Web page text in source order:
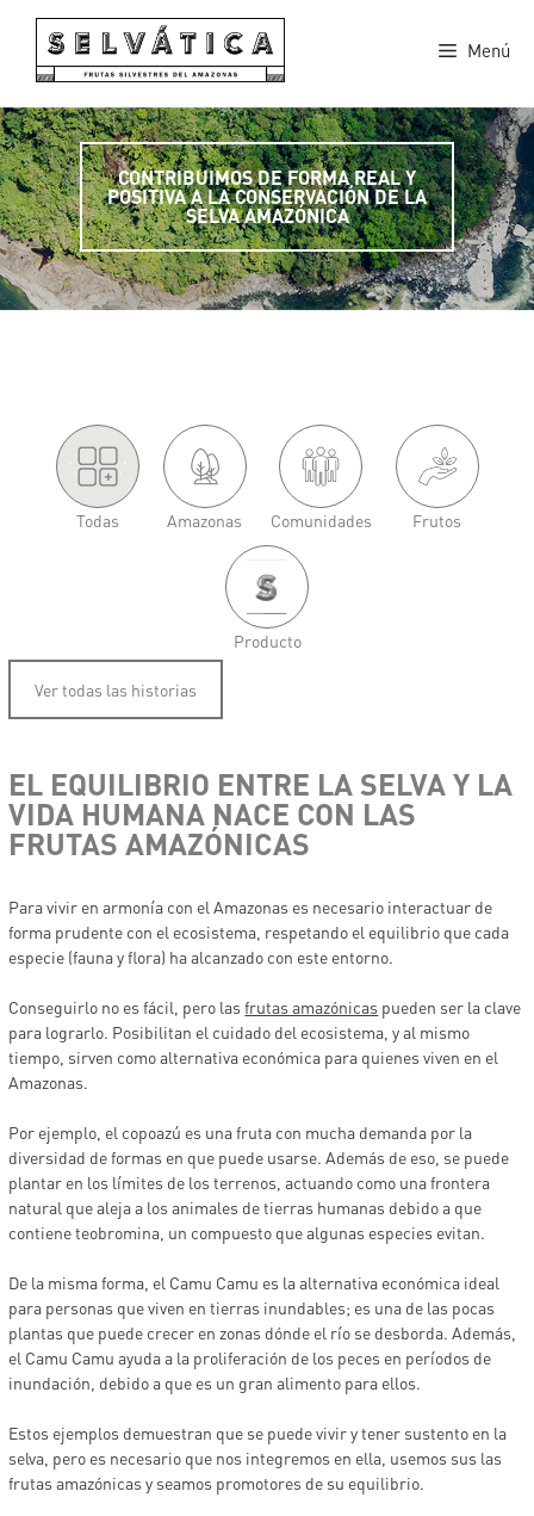
contenido
Menú
CONTRIBUIMOS DE FORMA REAL Y
POSITIVA A LA CONSERVACIÓN DE LA
SELVA AMAZÓNICA
.'
Todas Amazonas Comunidades Frutos
Producto
Ver todas las historias
EL EQUILIBRIO ENTRE LA SELVA Y LA
VIDA HUMANA NACE CON LAS
FRUTAS AMAZÓNICAS
Para vivir en armonía con el Amazonas es necesario interactuar de
forma prudente con el ecosistema, respetando el equilibrio que cada
especie (fauna y flora) ha alcanzado con este entorno.
Conseguirlo no es fácil, pero lasfrutas amazónicas pueden ser la clave
para lograrlo. Posibilitan el cuidado del ecosistema, y al mismo
tiempo, sirven como alternativa económica para quienes viven en el
Amazonas.
Por ejemplo, el copoazú es una fruta con mucha demanda por la
diversidad de formas en que puede usarse. Además de eso, se puede
plantar en los límites de los terrenos, actuando como una frontera
natural que aleja a los animales de tierras humanas debido a que
contiene teobromina, un compuesto que algunas especies evitan.
De la misma forma, el Camu Camu es la alternativa económica ideal
para personas que viven en tierras inundables; es una de las pocas
plantas que puede crecer en zonas dónde el río se desborda. Además,
el Camu Camu ayuda a la proliferación de los peces en períodos de
inundación, debido a que es un gran alimento para ellos.
Estos ejemplos demuestran que se puede vivir y tener sustento en la
selva, pero es necesario que nos integremos en ella, usemos sus las
frutas amazónicas y seamos promotores de su equilibrio.